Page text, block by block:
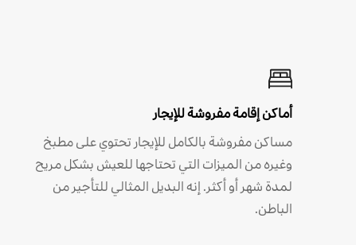
أماكن إقامة مفروشة للإيجار
مساكن مفروشة بالكامل للإيجار تحتوي على مطبخ
وغيره من الميزات التي تحتاجها للعيش بشكل مريح
لمدة شهر أو أكثر. إنه البديل المثالي للتأجير من
الباطن.